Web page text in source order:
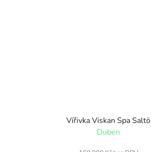
Vířivka Viskan Spa Saltö
Duben